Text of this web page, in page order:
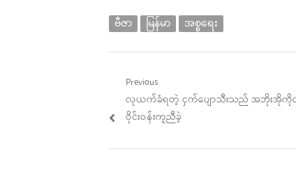
ဗီဇာ မြန်မာ အစ္စရေး
Post
navigation
Previous
Previous
post:
လုယက်ခံရတဲ့ ငှက်ပျောသီးသည် အဘိုးအိုကိုလူ
ဝိုင်းဝန်းကူညီခဲ့